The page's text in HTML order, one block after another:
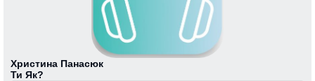
Христина Панасюк
Ти Як?